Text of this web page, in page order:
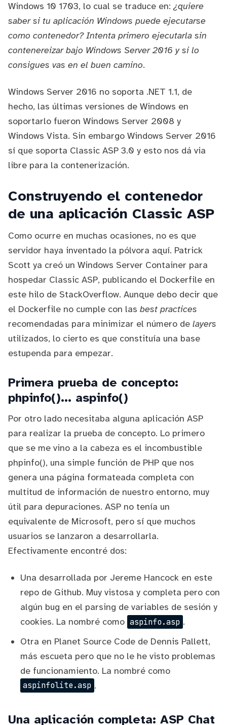
Windows 10 1703, lo cual se traduce en: ¿quiere
saber si tu aplicación Windows puede ejecutarse
como contenedor? Intenta primero ejecutarla sin
contenereizar bajo Windows Server 2016 y si lo
consigues vas en el buen camino.
Windows Server 2016 no soporta .NET 1.1, de
hecho, las últimas versiones de Windows en
soportarlo fueron Windows Server 2008 y
Windows Vista. Sin embargo Windows Server 2016
sí que soporta Classic ASP 3.0 y esto nos dá via
libre para la contenerización.
Construyendo el contenedor
de una aplicación Classic ASP
Como ocurre en muchas ocasiones, no es que
servidor haya inventado la pólvora aquí. Patrick
Scott ya creó un Windows Server Container para
hospedar Classic ASP, publicando el Dockerfile en
este hilo de StackOverflow. Aunque debo decir que
el Dockerfile no cumple con las best practices
recomendadas para minimizar el número de layers
utilizados, lo cierto es que constituía una base
estupenda para empezar.
Primera prueba de concepto:
phpinfo()... aspinfo()
Por otro lado necesitaba alguna aplicación ASP
para realizar la prueba de concepto. Lo primero
que se me vino a la cabeza es el incombustible
phpinfo(), una simple función de PHP que nos
genera una página formateada completa con
multitud de información de nuestro entorno, muy
útil para depuraciones. ASP no tenía un
equivalente de Microsoft, pero sí que muchos
usuarios se lanzaron a desarrollarla.
Efectivamente encontré dos:
Una desarrollada por Jereme Hancocken este
repode Github. Muy vistosa y completa pero con
algún bug en el parsing de variables de sesión y
cookies. La nombré como aspinfo.asp .
Otra en Planet Source Codede Dennis Pallett,
más escueta pero que no le he visto problemas
de funcionamiento. La nombré como
aspinfolite.asp .
Una aplicación completa: ASP Chat